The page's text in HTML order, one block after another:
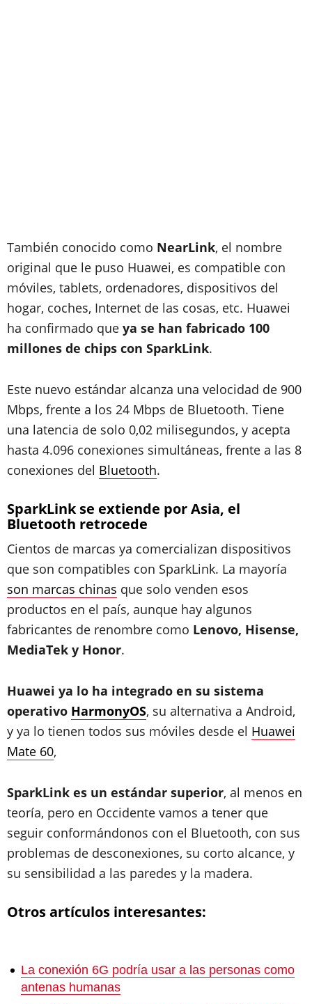
También conocido como NearLink, el nombre
original que le puso Huawei, es compatible con
móviles, tablets, ordenadores, dispositivos del
hogar, coches, Internet de las cosas, etc. Huawei
ha confirmado que ya se han fabricado 100
millones de chips con SparkLink.
Este nuevo estándar alcanza una velocidad de 900
Mbps, frente a los 24 Mbps de Bluetooth. Tiene
una latencia de solo 0,02 milisegundos, y acepta
hasta 4.096 conexiones simultáneas, frente a las 8
conexiones del Bluetooth.
SparkLink se extiende por Asia, el
Bluetooth retrocede
Cientos de marcas ya comercializan dispositivos
que son compatibles con SparkLink. La mayoría
son marcas chinas que solo venden esos
productos en el país, aunque hay algunos
fabricantes de renombre como Lenovo, Hisense,
MediaTek y Honor.
Huawei ya lo ha integrado en su sistema
operativo HarmonyOS, su alternativa a Android,
y ya lo tienen todos sus móviles desde el Huawei
Mate 60,
SparkLink es un estándar superior, al menos en
teoría, pero en Occidente vamos a tener que
seguir conformándonos con el Bluetooth, con sus
problemas de desconexiones, su corto alcance, y
su sensibilidad a las paredes y la madera.
Otros artículos interesantes:
La conexión 6G podría usar a las personas como
antenas humanas